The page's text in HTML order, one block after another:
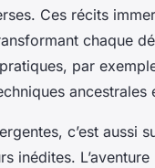
Ces récits
chaque
par
ancestrales
c’est aussi
inédites.